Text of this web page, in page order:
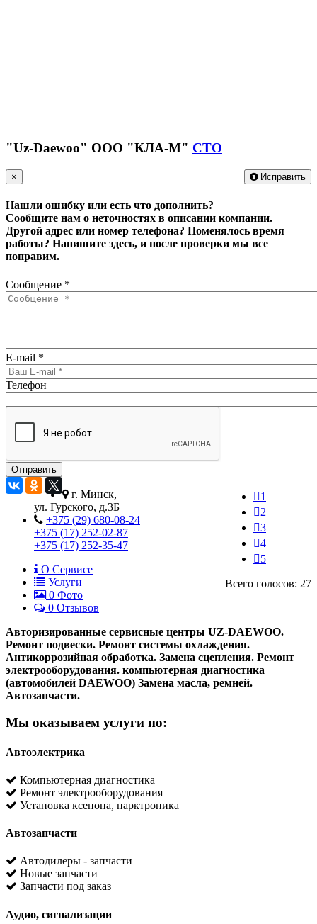
"Uz-Daewoo" ООО "КЛА-М" СТО
Исправить
×
Нашли ошибку или есть что дополнить?
Сообщите нам о неточностях в описании компании.
Другой адрес или номер телефона? Поменялось время
работы? Напишите здесь, и после проверки мы все
поправим.
Сообщение *
E-mail *
Телефон
1
2
3
4
5
Всего голосов: 27
г. Минск,
ул. Гурского, д.3Б
+375 (29) 680-08-24
+375 (17) 252-02-87
+375 (17) 252-35-47
О Сервисе
Услуги
0 Фото
0 Отзывов
Авторизированные сервисные центры UZ-DAEWOO.
Ремонт подвески. Ремонт системы охлаждения.
Антикоррозийная обработка. Замена сцепления. Ремонт
электрооборудования. компьютерная диагностика
(автомобилей DAEWOO) Замена масла, ремней.
Автозапчасти.
Мы оказываем услуги по:
Автоэлектрика
Компьютерная диагностика
Ремонт электрооборудования
Установка ксенона, парктроника
Автозапчасти
Автодилеры - запчасти
Новые запчасти
Запчасти под заказ
Аудио, сигнализации